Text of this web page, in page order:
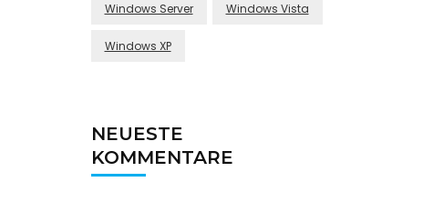
Windows Server Windows Vista
Windows XP
NEUESTE
KOMMENTARE